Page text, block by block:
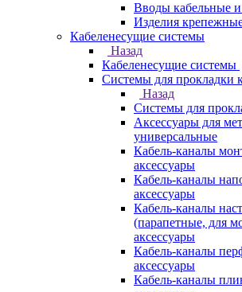
Вводы кабельные и
Изделия
Кабеленесущие системы
Назад
Кабеленесущие системы
Системы для прокладки
Назад
Системы для
Аксессуары для
универсальные
Кабель-каналы
аксессуары
Кабель-каналы
аксессуары
Кабель-каналы
(парапетные, для
аксессуары
Кабель-каналы
аксессуары
Кабель-каналы